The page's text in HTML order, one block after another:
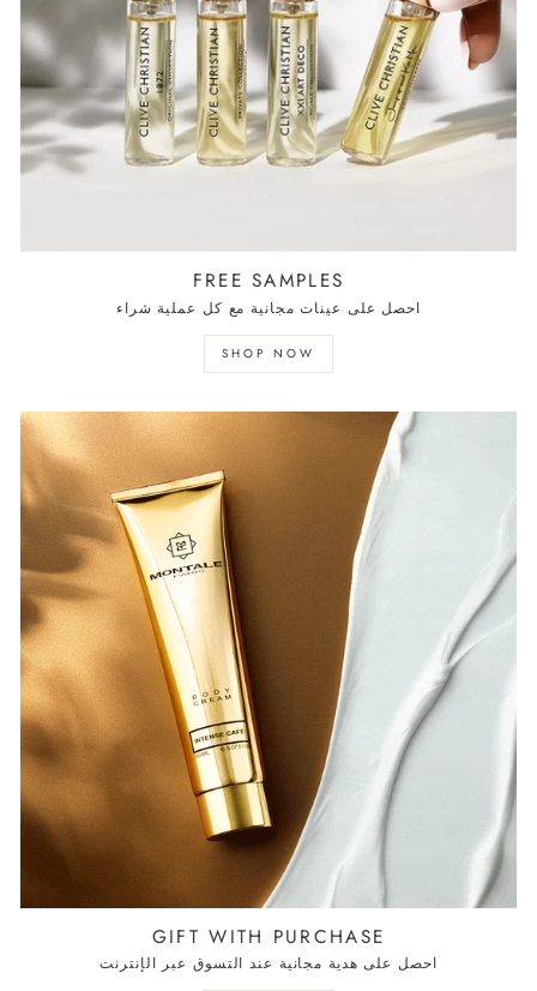
FREE SAMPLES
احصل على عينات مجانية مع كل عملية شراء
SHOP NOW
GIFT WITH PURCHASE
احصل على هدية مجانية عند التسوق عبر الإنترنت